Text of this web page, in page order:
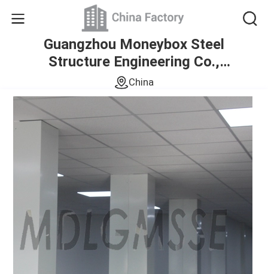
Guangzhou Moneybox Steel
Structure Engineering Co.,
Ltd.
China